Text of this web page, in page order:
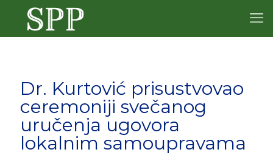
Dr. Kurtović prisustvovao
ceremoniji svečanog
uručenja ugovora
lokalnim samoupravama